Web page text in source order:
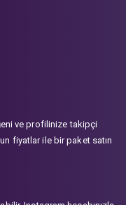
ve profilinize takipçi
fiyatlar ile bir paket satın